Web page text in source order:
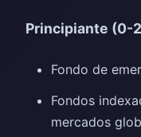
Principiante (0-
Fondo de
Fondos
mercados